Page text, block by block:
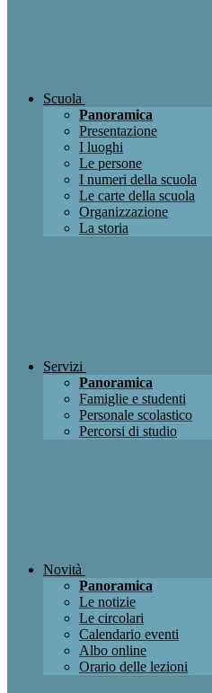
Scuola
Panoramica
Presentazione
I luoghi
Le persone
I numeri della scuola
Le carte della scuola
Organizzazione
La storia
Servizi
Panoramica
Famiglie e studenti
Personale scolastico
Percorsi di studio
Novità
Panoramica
Le notizie
Le circolari
Calendario eventi
Albo online
Orario delle lezioni